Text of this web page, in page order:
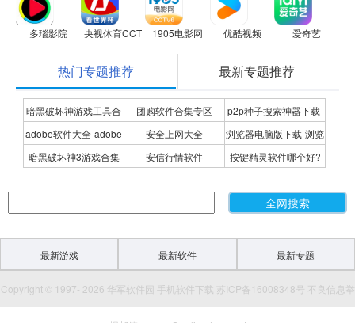
多瑙影院 央视体育CCTV51905电影网 优酷视频 爱奇艺
热门专题推荐 最新专题推荐
暗黑破坏神游戏工具合
集
团购软件合集专区
p2p种子搜索神器下载-
P2P种子搜索神器专题
adobe软件大全-adobe
全系列软件下载-adobe
安全上网大全
浏览器电脑版下载-浏览
器下载合集
暗黑破坏神3游戏合集 安信行情软件
按键精灵软件哪个好?
最新游戏 最新软件 最新专题
Copyright © 1997- 2026 华军软件园 手机软件下载 苏ICP备16008348号 不良信息举